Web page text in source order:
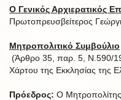
Ο Γενικός Αρχιερατικός
Πρωτοπρευσβείτερος
Μητροπολιτικό Συμβούλιο
(Άρθρο 35, παρ. 5, Ν.590/
Χάρτου της Εκκλησίας της
Πρόεδρος: Ο